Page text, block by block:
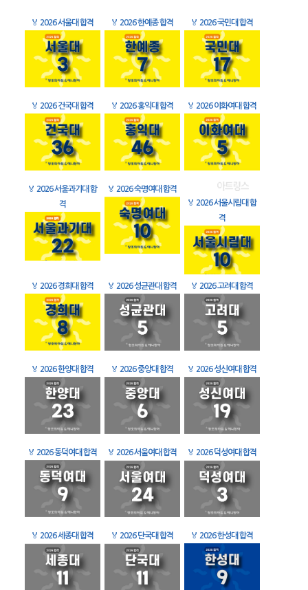
🏅 2026 서울대 합격 🏅 2026 한예종 합격 🏅 2026 국민대 합격
🏅 2026 건국대 합격 🏅 2026 홍익대 합격 🏅 2026 이화여대 합격
🏅 2026 서울과기대 합
격
🏅 2026 숙명여대 합격
🏅 2026 서울시립대 합
격
🏅 2026 경희대 합격 🏅 2026 성균관대 합격 🏅 2026 고려대 합격
🏅 2026 한양대 합격 🏅 2026 중앙대 합격 🏅 2026 성신여대 합격
🏅 2026 동덕여대 합격 🏅 2026 서울여대 합격 🏅 2026 덕성여대 합격
🏅 2026 세종대 합격 🏅 2026 단국대 합격 🏅 2026 한성대 합격